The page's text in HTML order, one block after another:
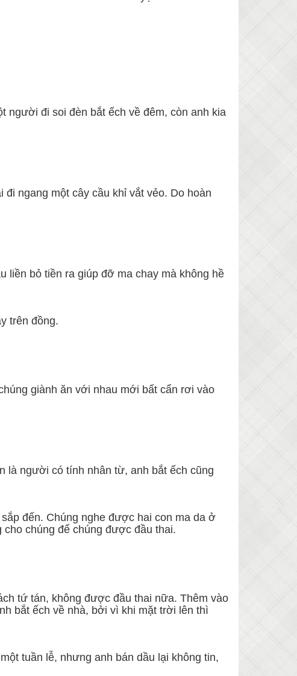
người đi soi đèn bắt ếch về đêm, còn anh kia
ngang một cây cầu khỉ vắt vẻo. Do hoàn
liền bỏ tiền ra giúp đỡ ma chay mà không hề
trên đồng.
giành ăn với nhau mới bất cẩn rơi vào
là người có tính nhân từ, anh bắt ếch cũng
đến. Chúng nghe được hai con ma da ở
chúng để chúng được đầu thai.
tứ tán, không được đầu thai nữa. Thêm vào
bắt ếch về nhà, bởi vì khi mặt trời lên thì
tuần lễ, nhưng anh bán dầu lại không tin,